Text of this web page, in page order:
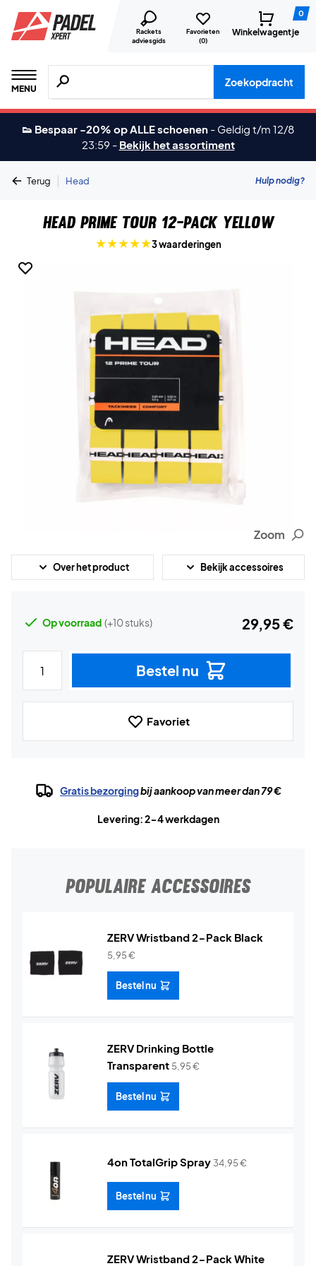
Rackets
adviesgids
Favorieten
(0)
0
Winkelwagentje
MENU
Zoeken naar producten, merken etc.
Zoekopdracht
👟 Bespaar -20% op ALLE schoenen - Geldig t/m 12/8
23:59 - Bekijk het assortiment
Terug | Head Hulp nodig?
Head Prime Tour 12-pack Yellow
3 waarderingen
Zoom
Over het product Bekijk accessoires
Op voorraad (+10 stuks) 29,95 €
Bestel nu
Favoriet
Gratis bezorgingbij aankoop van meer dan 79 €
Levering: 2-4 werkdagen
POPULAIRE ACCESSOIRES
ZERV Wristband 2-Pack Black
5,95€
Bestel nu
ZERV Drinking Bottle
Transparent 5,95€
Bestel nu
4on TotalGrip Spray 34,95€
Bestel nu
ZERV Wristband 2-Pack White